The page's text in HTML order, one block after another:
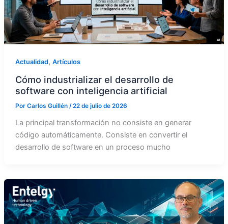
Actualidad, Artículos
Cómo industrializar el desarrollo de
software con inteligencia artificial
Por Carlos Guillén /22 de julio de 2026
La principal transformación no consiste en generar
código automáticamente. Consiste en convertir el
desarrollo de software en un proceso mucho